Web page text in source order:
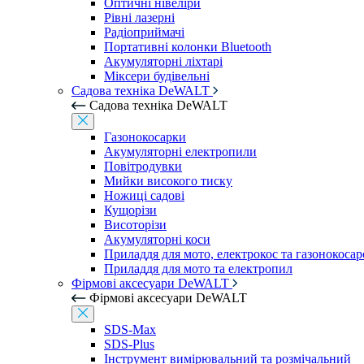
Оптичні нівеліри
Рівні лазерні
Радіоприймачі
Портативні колонки Bluetooth
Акумуляторні ліхтарі
Міксери будівельні
Садова техніка DeWALT
Садова техніка DeWALT
Газонокосарки
Акумуляторні електропили
Повітродувки
Мийки високого тиску
Ножиці садові
Кущорізи
Висоторізи
Акумуляторні коси
Приладдя для мото, електрокос та
Приладдя для мото та електропил
Фірмові аксесуари DeWALT
Фірмові аксесуари DeWALT
SDS-Max
SDS-Plus
Інструмент вимірювальний та розмічальний